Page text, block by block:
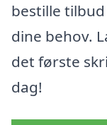
bestille
dine behov.
det første
dag!